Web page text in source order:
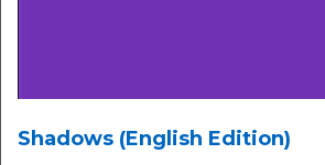
Shadows (English Edition)